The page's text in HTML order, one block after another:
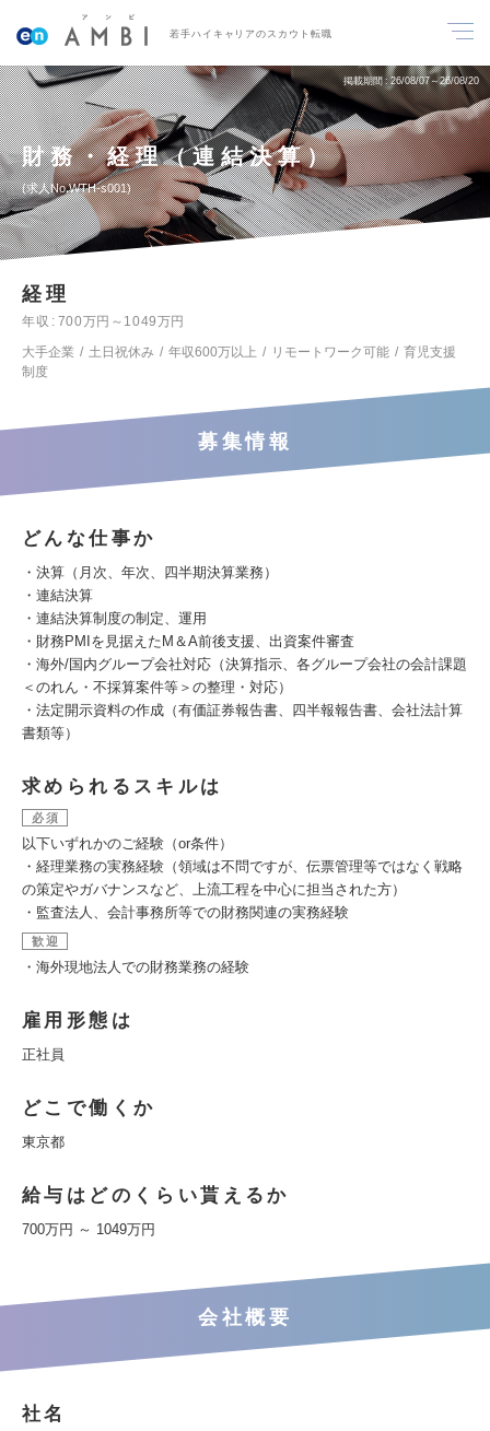
若手ハイキャリアのスカウト転職
掲載期間 26/08/07～26/08/20
財務・経理（連結決算）
求人No.WTH-s001
経理
年収
700万円～1049万円
大手企業
土日祝休み 年収600万以上 リモートワーク可能
育児支援
制度
募集情報
どんな仕事か
・決算（月次、年次、四半期決算業務）
・連結決算
・連結決算制度の制定、運用
・財務PMIを見据えたM＆A前後支援、出資案件審査
・海外/国内グループ会社対応（決算指示、各グループ会社の会計課題
＜のれん・不採算案件等＞の整理・対応）
・法定開示資料の作成（有価証券報告書、四半報報告書、会社法計算
書類等）
求められるスキルは
必須
以下いずれかのご経験（or条件）
・経理業務の実務経験（領域は不問ですが、伝票管理等ではなく戦略
の策定やガバナンスなど、上流工程を中心に担当された方）
・監査法人、会計事務所等での財務関連の実務経験
歓迎
・海外現地法人での財務業務の経験
雇用形態は
正社員
どこで働くか
東京都
給与はどのくらい貰えるか
700万円 ～ 1049万円
会社概要
社名